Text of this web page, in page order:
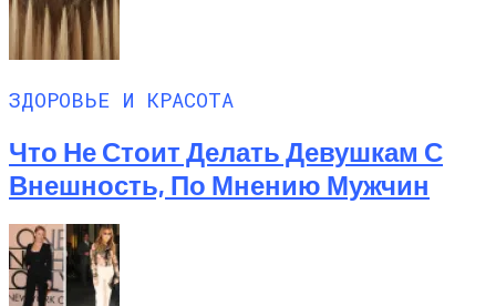
ЗДОРОВЬЕ И КРАСОТА
Что Не Стоит Делать Девушкам С
Внешность, По Мнению Мужчин